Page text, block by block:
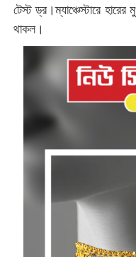
টেস্ট ড্র।ম্যাঞ্চেস্টারে
থাকল।